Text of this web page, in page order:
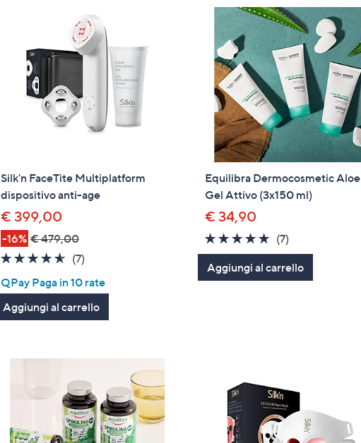
Silk'n FaceTite Multiplatform
dispositivo anti-age
€ 399,00
-16% € 479,00
4.6
5
Stars
(7)7
QPay Paga in 10 rate
Aggiungi al carrello
Equilibra Dermocosmetic Aloe
Gel Attivo (3x150 ml)
€ 34,90
4.7
of
5
(7)
Recensioni
Aggiungi al carrello